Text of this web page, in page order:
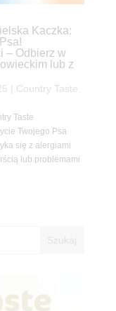
Kaczka:
– Odbierz w
lub z
Country Taste
Taste
Twojego Psa
się z alergiami
lub problemami